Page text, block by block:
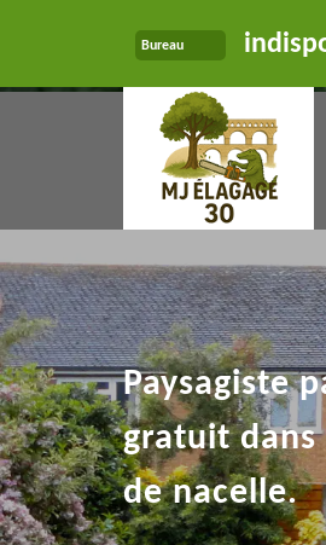
Bureau
Paysagiste
gratuit dans
de nacelle.